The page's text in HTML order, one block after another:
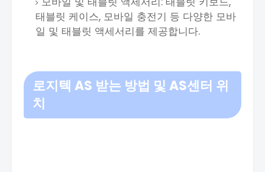
태블릿 케이스, 모바일 충전기 등 다양한 모바
일 및 태블릿 액세서리를 제공합니다.
로지텍 AS 받는 방법 및 AS센터 위
치